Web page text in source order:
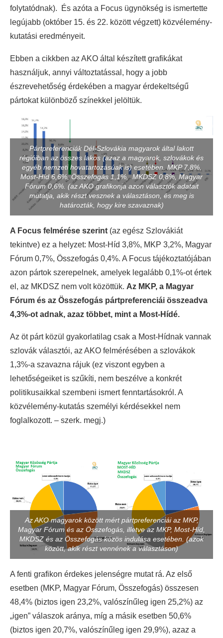
folytatódnak). És azóta a Focus ügynökség is ismertette
legújabb (október 15. és 22. között végzett) közvélemény-
kutatási eredményeit.
Ebben a cikkben az AKO által készített grafikákat
használjuk, annyi változtatással, hogy a jobb
észrevehetőség érdekében a magyar érdekeltségű
pártokat különböző színekkel jelöltük.
Pártpreferenciák Dél-Szlovákia magyarok által lakott
régióiban az összes lakos (azaz a magyarok, szlovákok és
egyéb nemzeti hovatartozásúak is) esetében. MKP 7,8%,
Most-Híd 6,6%, Összefogás 1,1%, MKDSZ 0,8%, Magyar
Fórum 0,6%. (az AKO grafikonja azon választók adatait
mutatja, akik részt vesznek a választáson, és meg is
határozták, hogy kire szavaznak)
A Focus felmérése szerint (az egész Szlovákiát
tekintve) ez a helyzet: Most-Híd 3,8%, MKP 3,2%, Magyar
Fórum 0,7%, Összefogás 0,4%. A Focus tájékoztatójában
azon pártok szerepelnek, amelyek legalább 0,1%-ot értek
el, az MKDSZ nem volt közöttük. Az MKP, a Magyar
Fórum és az Összefogás pártpreferenciái összeadva
4,3%-ot adnak, azaz többet, mint a Most-Hídé.
Az öt párt közül gyakorlatilag csak a Most-Hídnak vannak
szlovák választói, az AKO felmérésében a szlovákok
1,3%-a szavazna rájuk (ez viszont egyben a
lehetőségeiket is szűkíti, nem beszélve a konkrét
politikusaikkal szembeni ismert fenntartásokról. A
közvélemény-kutatás személyi kérdésekkel nem
foglalkozott. – szerk. megj.)
Az AKO magyarok között mért pártpreferenciái az MKP,
Magyar Fórum és az Összefogás, illetve az MKP, Most-Híd,
MKDSZ és az Összefogás közös indulása esetében. (azok
között, akik részt vennének a választáson)
A fenti grafikon érdekes jelenségre mutat rá. Az első
esetben (MKP, Magyar Fórum, Összefogás) összesen
48,4% (biztos igen 23,2%, valószínűleg igen 25,2%) az
„igen” válaszok aránya, míg a másik esetben 50,6%
(biztos igen 20,7%, valószínűleg igen 29,9%), azaz a